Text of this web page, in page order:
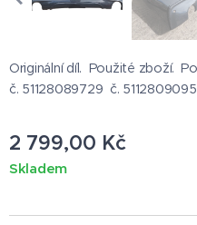
Originální díl. Použité zboží.
č. 51128089729 č.
2 799,00 Kč
Skladem